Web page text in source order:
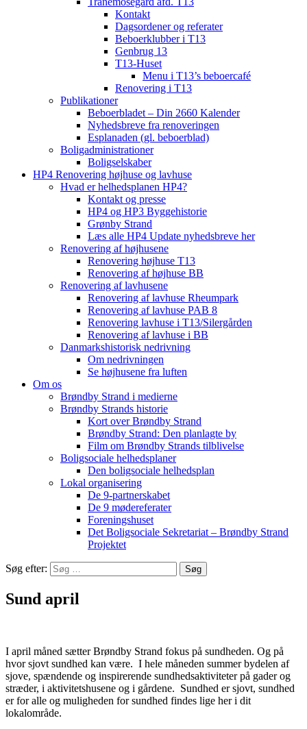
Kontakt
Dagsordener og referater
Beboerklubber i T13
Genbrug 13
T13-Huset
Menu i T13’s beboercafé
Renovering i T13
Publikationer
Beboerbladet – Din 2660 Kalender
Nyhedsbreve fra renoveringen
Esplanaden (gl. beboerblad)
Boligadministrationer
Boligselskaber
HP4 Renovering højhuse og lavhuse
Hvad er helhedsplanen HP4?
Kontakt og presse
HP4 og HP3 Byggehistorie
Grønby Strand
Læs alle HP4 Update nyhedsbreve her
Renovering af højhusene
Renovering højhuse T13
Renovering af højhuse BB
Renovering af lavhusene
Renovering af lavhuse Rheumpark
Renovering af lavhuse PAB 8
Renovering lavhuse i T13/Silergården
Renovering af lavhuse i BB
Danmarkshistorisk nedrivning
Om nedrivningen
Se højhusene fra luften
Om os
Brøndby Strand i medierne
Brøndby Strands historie
Kort over Brøndby Strand
Brøndby Strand: Den planlagte by
Film om Brøndby Strands tilblivelse
Boligsociale helhedsplaner
Den boligsociale helhedsplan
Lokal organisering
De 9-partnerskabet
De 9 mødereferater
Foreningshuset
Det Boligsociale Sekretariat – Brøndby Strand
Projektet
Søg efter:
Sund april
I april måned sætter Brøndby Strand fokus på sundheden. Og på
hvor sjovt sundhed kan være. I hele måneden summer bydelen af
sjove, spændende og inspirerende sundhedsaktiviteter på gader og
stræder, i aktivitetshusene og i gårdene. Sundhed er sjovt, sundhed
er for alle og muligheden for sundhed findes lige her i dit
lokalområde.